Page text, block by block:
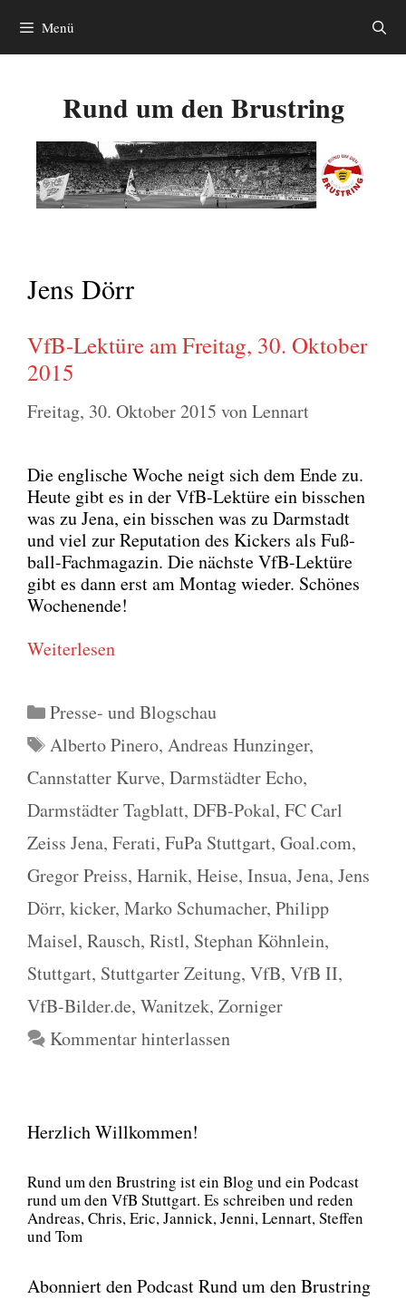
Inhalt
springen
Menü
Rund um den Brustring
Jens Dörr
VfB-Lektüre am Freitag, 30. Oktober
2015
Freitag, 30. Oktober 2015 vonLennart
Die eng­li­sche Woche neigt sich dem Ende zu.
Heu­te gibt es in der VfB-Lek­tü­re ein biss­chen
was zu Jena, ein biss­chen was zu Darm­stadt
und viel zur Repu­ta­ti­on des Kickers als Fuß­
ball-Fach­ma­ga­zin. Die nächs­te VfB-Lek­tü­re
gibt es dann erst am Mon­tag wie­der. Schö­nes
Wochen­en­de!
Wei­ter­le­sen
Kategorien
Presse- und Blogschau
Schlagwörter
Alberto Pinero, Andreas Hunzinger,
Cannstatter Kurve, Darmstädter Echo,
Darmstädter Tagblatt, DFB-Pokal, FC Carl
Zeiss Jena, Ferati, FuPa Stuttgart, Goal.com,
Gregor Preiss, Harnik, Heise, Insua, Jena, Jens
Dörr, kicker, Marko Schumacher, Philipp
Maisel, Rausch, Ristl, Stephan Köhnlein,
Stuttgart, Stuttgarter Zeitung, VfB, VfB II,
VfB-Bilder.de, Wanitzek, Zorniger
Kommentar hinterlassen
Herzlich Willkommen!
Rund um den Brust­ring ist ein Blog und ein Pod­cast
rund um den VfB Stutt­gart. Es schrei­ben und reden
Andre­as, Chris, Eric, Jan­nick, Jen­ni, Lenn­art, Stef­fen
und Tom
Abonniert den Podcast Rund um den Brustring